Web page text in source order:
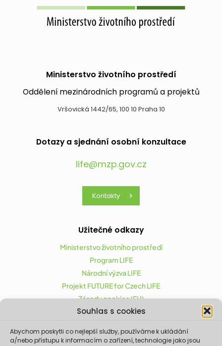
Souhlas s cookies
Abychom poskytli co nejlepší služby, používáme k ukládání
a/nebo přístupu k informacím o zařízení, technologie jako jsou
Ministerstvo životního prostředí
Oddělení mezinárodních programů a projektů
Vršovická 1442/65, 100 10 Praha 10
Dotazy a sjednání osobní konzultace
life@mzp.gov.cz
Kontakty
Užitečné odkazy
Ministerstvo životního prostředí
Program LIFE
Národní výzva LIFE
Projekt FUTURE for Czech LIFE
Zásady cookies (EU)
Projekt FUTURE for Czech LIFE (LIFE21-CAP-CZ-LIFE